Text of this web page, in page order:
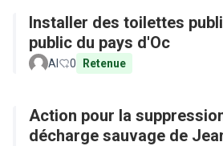
Installer des toilettes
public du pays d'Oc
Al 0 Retenue
Action pour la
décharge sauvage de